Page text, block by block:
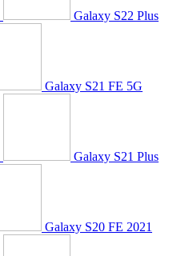
Galaxy S22 Plus
Galaxy S21 FE 5G
Galaxy S21 Plus
Galaxy S20 FE 2021